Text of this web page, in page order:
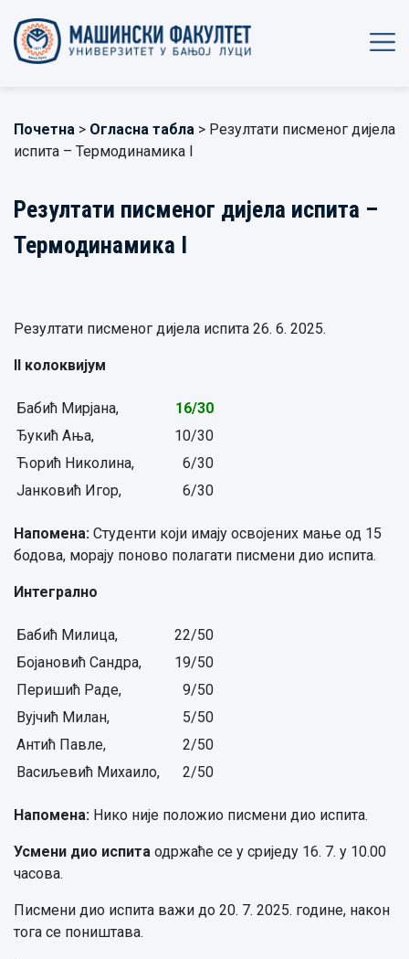
Почетна > Огласна табла > Резултати писменог дијела
испита – Термодинамика I
Резултати писменог дијела испита –
Термодинамика I
Резултати писменог дијела испита 26. 6. 2025.
II колоквијум
Бабић Мирјана, 16/30
Ђукић Ања,
10/30
Ћорић Николина,
6/30
Јанковић Игор,
6/30
Напомена: Студенти који имају освојених мање од 15
бодова, морају поново полагати писмени дио испита.
Интегрално
Бабић Милица,
22/50
Бојановић Сандра,
19/50
Перишић Раде,
9/50
Вујчић Милан,
5/50
Антић Павле,
2/50
Васиљевић Михаило,
2/50
Напомена: Нико није положио писмени дио испита.
Усмени дио испита одржаће се у сриједу 16. 7. у 10.00
часова.
Писмени дио испита важи до 20. 7. 2025. године, након
тога се поништава.